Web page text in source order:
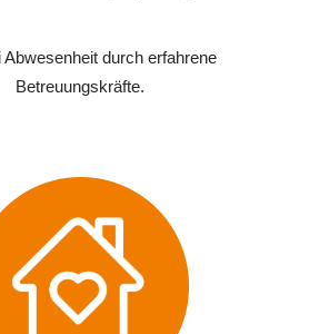
Abwesenheit durch erfahrene
Betreuungskräfte.